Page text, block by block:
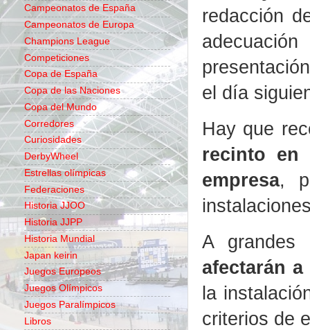
redacción
el día
Hay que
recinto en
empresa,
A
afectarán
la
criterios de
Campeonatos de España
Campeonatos de Europa
Champions League
Competiciones
Copa de España
Copa de las Naciones
Copa del Mundo
Corredores
Curiosidades
DerbyWheel
Estrellas olímpicas
Federaciones
Historia JJOO
Historia JJPP
Historia Mundial
Japan keirin
Juegos Europeos
Juegos Olímpicos
Juegos Paralímpicos
Libros